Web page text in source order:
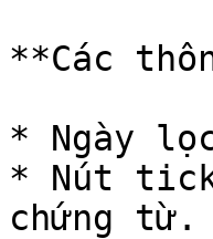
**Các
* Ngày
* Nút
chứng từ.